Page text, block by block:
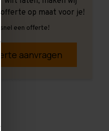
op maat voor je!
snel een offerte!
aanvragen